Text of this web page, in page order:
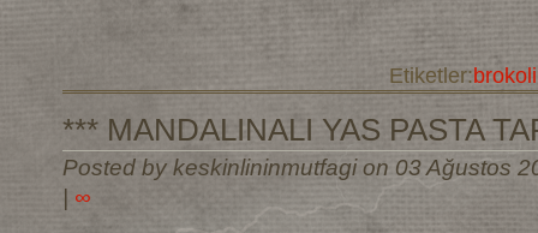
Etiketler:brokoli
*** MANDALINALI YAS PASTA
Posted by keskinlininmutfagi on 03 Ağustos
∞